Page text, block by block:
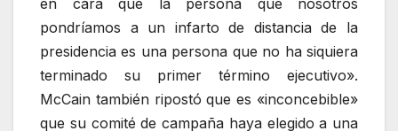
pondríamos a un infarto de distancia de la
presidencia es una persona que no ha siquiera
terminado su primer término ejecutivo».
McCain también ripostó que es «inconcebible»
que su comité de campaña haya elegido a una